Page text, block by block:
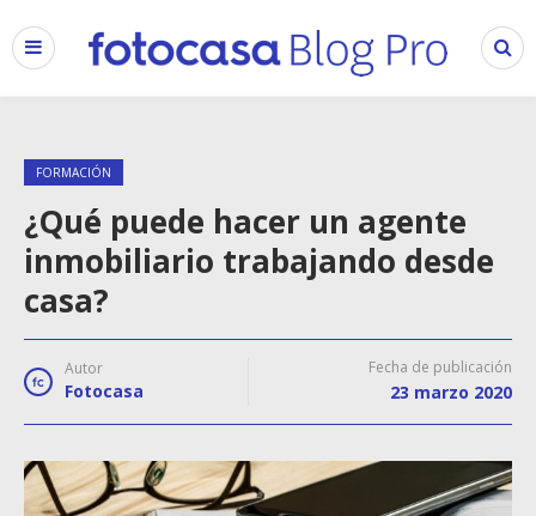
FORMACIÓN
¿Qué puede hacer un agente
inmobiliario trabajando desde
casa?
Autor
Fotocasa
Fecha de publicación
23 marzo 2020